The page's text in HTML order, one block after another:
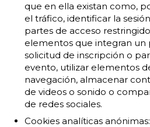
que en ella existan como,
el tráfico, identificar la
partes de acceso
elementos que integran un
solicitud de inscripción o
evento, utilizar elementos
navegación, almacenar
de videos o sonido o
de redes sociales.
Cookies analíticas